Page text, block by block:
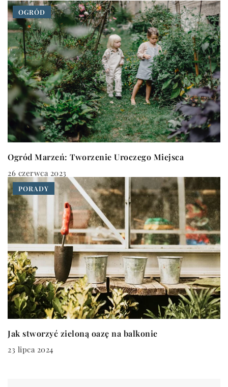
OGRÓD
Ogród Marzeń: Tworzenie Uroczego Miejsca
26 czerwca 2023
PORADY
Jak stworzyć zieloną oazę na balkonie
23 lipca 2024